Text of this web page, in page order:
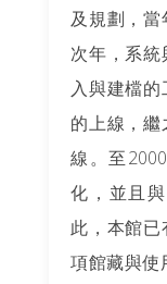
及規劃，當
次年，系
入與建檔
的上線，
線。至
化，並且
此，本館
項館藏與使